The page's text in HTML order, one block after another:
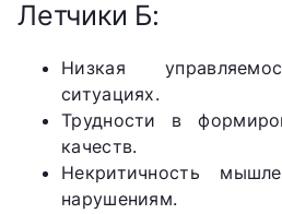
Летчики Б:
Низкая
ситуациях.
Трудности в
качеств.
Некритичность
нарушениям.